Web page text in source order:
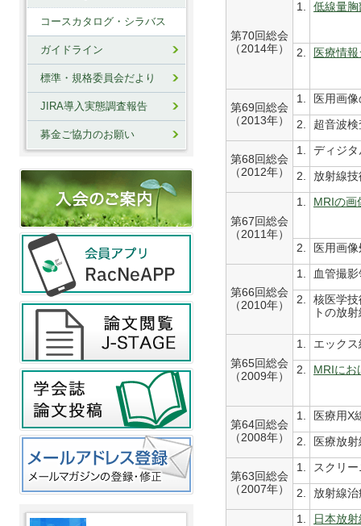
第70回総会
（2014年）
1. 低線量
2. 医療情
第69回総会
（2013年）
1. 医用画
2. 超音波
第68回総会
（2012年）
1. ディジ
2. 放射線
第67回総会
（2011年）
1. MRIの画
2. 医用画
第66回総会
（2010年）
1. 血管撮
2.
核医学
トの放
第65回総会
（2009年）
1. エック
2. MRIにお
第64回総会
（2008年）
1. 医療用X
2. 医療放
第63回総会
（2007年）
1. スクリ
2. 放射線
1. 日本放
コースカタログ・シラバス
ガイドライン
標準・規格委員会だより
JIRA導入実態調査報告
募金ご協力のお願い